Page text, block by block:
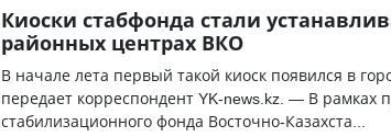
Киоски стабфонда стали
районных центрах ВКО
В начале лета первый такой киоск появился в
передает корреспондент YK-news.kz. — В рамках
стабилизационного фонда Восточно-Казахста...